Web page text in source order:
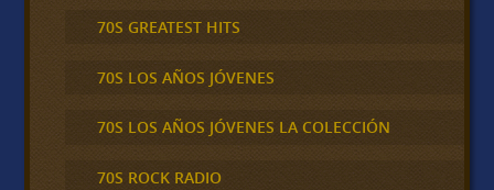
70S GREATEST HITS
70S LOS AÑOS JÓVENES
70S LOS AÑOS JÓVENES LA COLECCIÓN
70S ROCK RADIO